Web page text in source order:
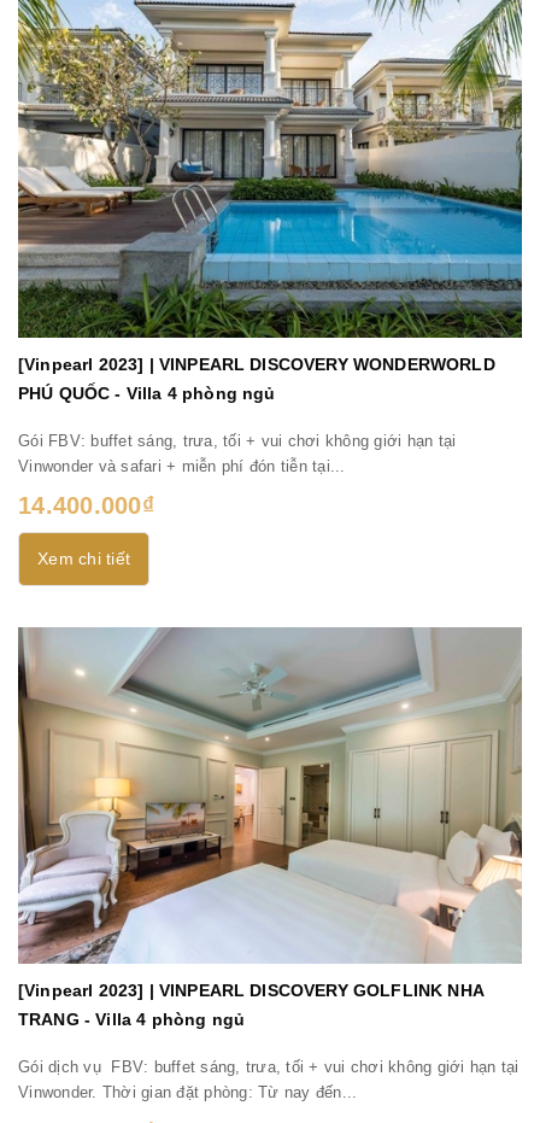
[Vinpearl 2023] | VINPEARL DISCOVERY WONDERWORLD
PHÚ QUỐC - Villa 4 phòng ngủ
Gói FBV: buffet sáng, trưa, tối + vui chơi không giới hạn tại
Vinwonder và safari + miễn phí đón tiễn tại...
14.400.000₫
Xem chi tiết
[Vinpearl 2023] | VINPEARL DISCOVERY GOLFLINK NHA
TRANG - Villa 4 phòng ngủ
Gói dịch vụ FBV: buffet sáng, trưa, tối + vui chơi không giới hạn tại
Vinwonder. Thời gian đặt phòng: Từ nay đến...